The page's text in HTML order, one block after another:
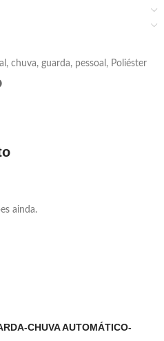
, chuva, guarda, pessoal , Poliéster
ainda.
CHUVA AUTOMÁTICO-